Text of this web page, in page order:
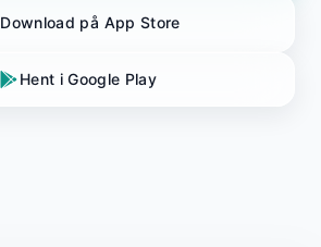
Download på App Store
Hent i Google Play